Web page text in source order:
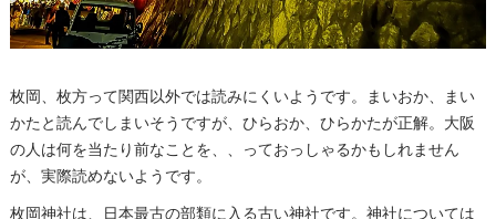
枚岡、枚方って関西以外では読みにくいようです。まいおか、まい
かたと読んでしまいそうですが、ひらおか、ひらかたが正解。大阪
の人は何を当たり前なことを、、っておっしゃるかもしれません
が、実際読めないようです。
枚岡神社は、日本最古の部類に入る古い神社です。神社については